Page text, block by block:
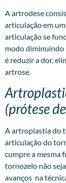
A artrodese
articulação em
articulação se
modo diminuindo
é reduzir a dor,
artrose.
(prótese
A artroplastia do
articulação do
cumpre a mesma
tornozelo não
avanços na